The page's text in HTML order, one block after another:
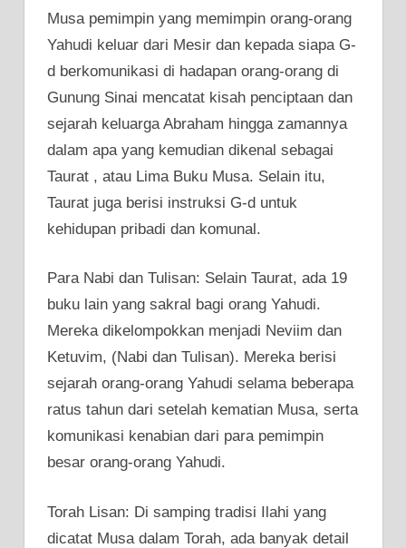
Musa pemimpin yang memimpin orang-orang
Yahudi keluar dari Mesir dan kepada siapa G-
d berkomunikasi di hadapan orang-orang di
Gunung Sinai mencatat kisah penciptaan dan
sejarah keluarga Abraham hingga zamannya
dalam apa yang kemudian dikenal sebagai
Taurat , atau Lima Buku Musa. Selain itu,
Taurat juga berisi instruksi G-d untuk
kehidupan pribadi dan komunal.
Para Nabi dan Tulisan: Selain Taurat, ada 19
buku lain yang sakral bagi orang Yahudi.
Mereka dikelompokkan menjadi Neviim dan
Ketuvim, (Nabi dan Tulisan). Mereka berisi
sejarah orang-orang Yahudi selama beberapa
ratus tahun dari setelah kematian Musa, serta
komunikasi kenabian dari para pemimpin
besar orang-orang Yahudi.
Torah Lisan: Di samping tradisi Ilahi yang
dicatat Musa dalam Torah, ada banyak detail